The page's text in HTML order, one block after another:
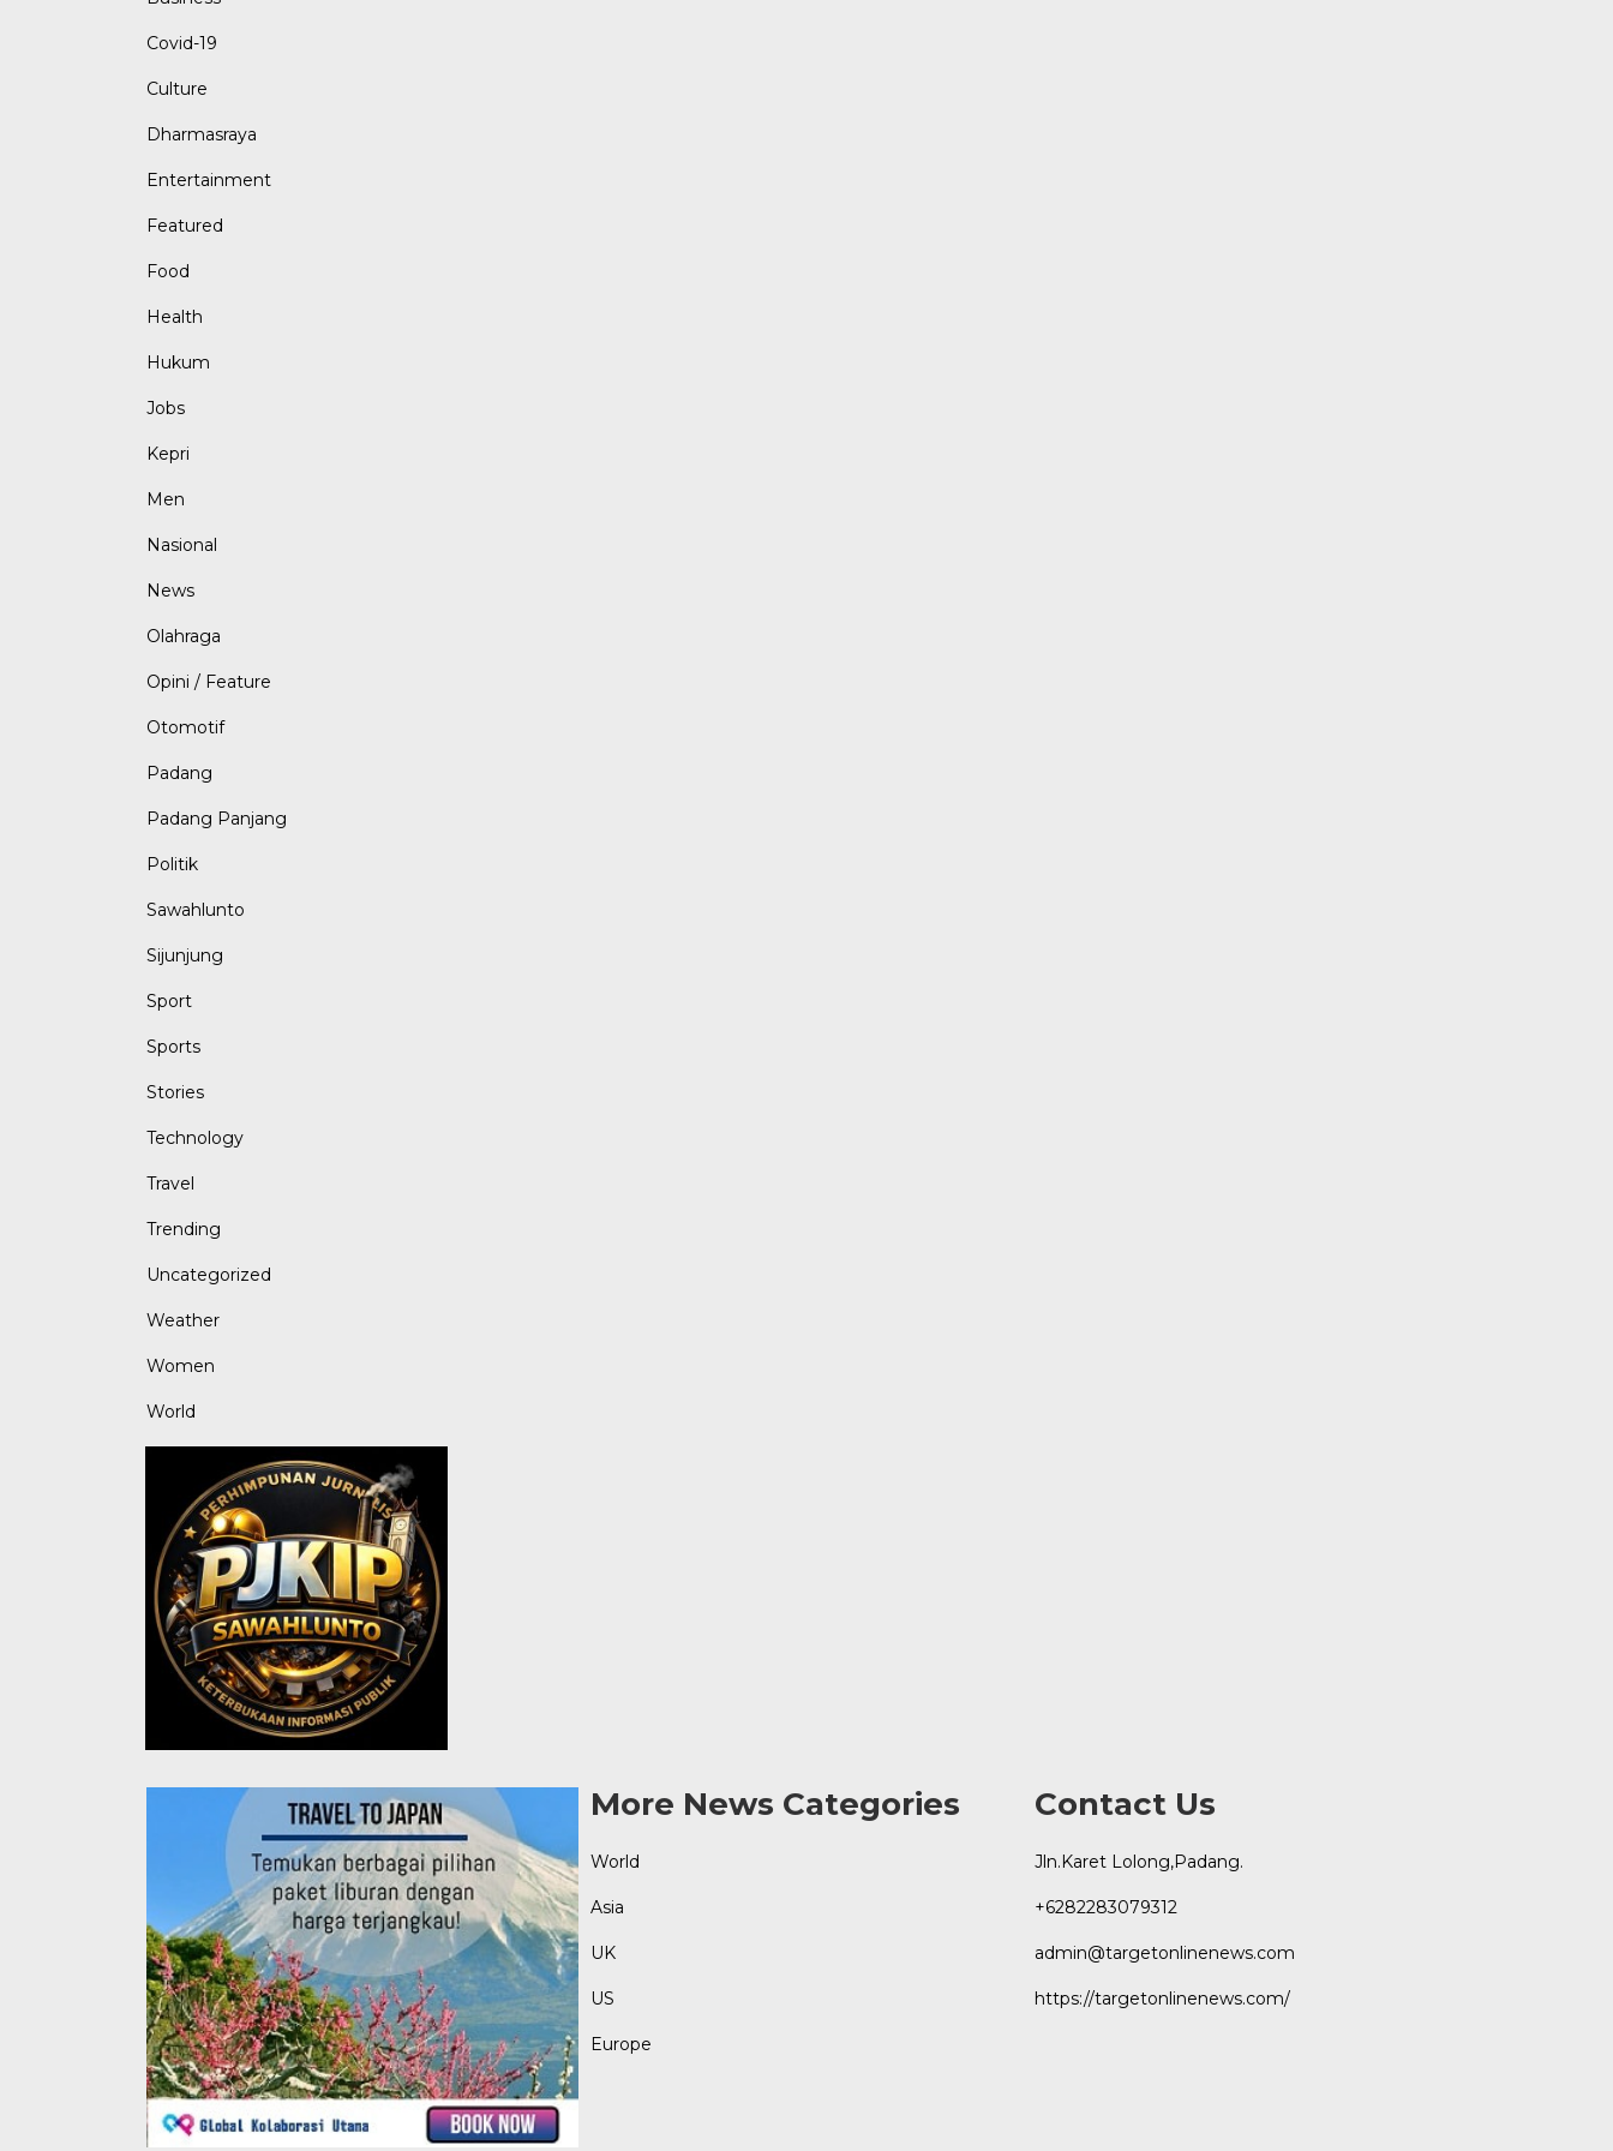
Covid-19
Culture
Dharmasraya
Entertainment
Featured
Food
Health
Hukum
Jobs
Kepri
Men
Nasional
News
Olahraga
Opini / Feature
Otomotif
Padang
Padang Panjang
Politik
Sawahlunto
Sijunjung
Sport
Sports
Stories
Technology
Travel
Trending
Uncategorized
Weather
Women
World
More News Categories
World
Asia
UK
US
Europe
Contact Us
Jln.Karet Lolong,Padang.
+6282283079312
admin@targetonlinenews.com
https://targetonlinenews.com/